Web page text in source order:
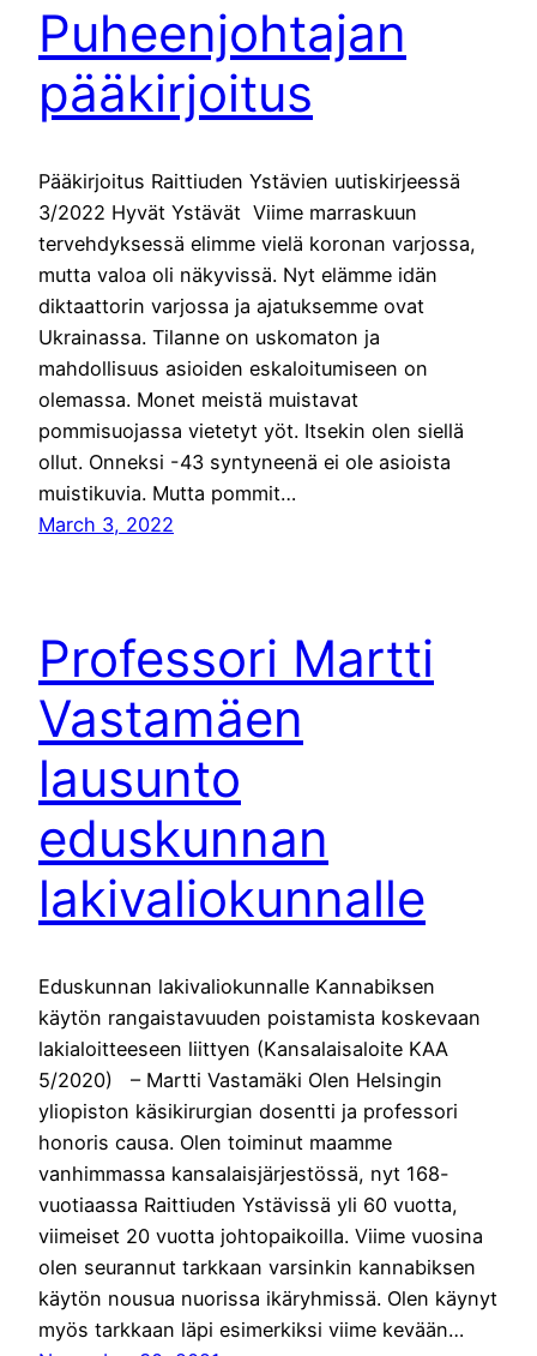
Puheenjohtajan
pääkirjoitus
Pääkirjoitus Raittiuden Ystävien uutiskirjeessä
3/2022 Hyvät Ystävät Viime marraskuun
tervehdyksessä elimme vielä koronan varjossa,
mutta valoa oli näkyvissä. Nyt elämme idän
diktaattorin varjossa ja ajatuksemme ovat
Ukrainassa. Tilanne on uskomaton ja
mahdollisuus asioiden eskaloitumiseen on
olemassa. Monet meistä muistavat
pommisuojassa vietetyt yöt. Itsekin olen siellä
ollut. Onneksi -43 syntyneenä ei ole asioista
muistikuvia. Mutta pommit…
March 3, 2022
Professori Martti
Vastamäen
lausunto
eduskunnan
lakivaliokunnalle
Eduskunnan lakivaliokunnalle Kannabiksen
käytön rangaistavuuden poistamista koskevaan
lakialoitteeseen liittyen (Kansalaisaloite KAA
5/2020) – Martti Vastamäki Olen Helsingin
yliopiston käsikirurgian dosentti ja professori
honoris causa. Olen toiminut maamme
vanhimmassa kansalaisjärjestössä, nyt 168-
vuotiaassa Raittiuden Ystävissä yli 60 vuotta,
viimeiset 20 vuotta johtopaikoilla. Viime vuosina
olen seurannut tarkkaan varsinkin kannabiksen
käytön nousua nuorissa ikäryhmissä. Olen käynyt
myös tarkkaan läpi esimerkiksi viime kevään…